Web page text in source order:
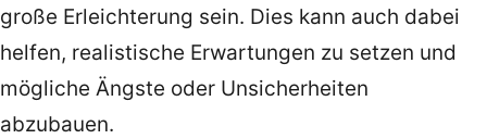
große Erleichterung sein. Dies kann auch dabei
helfen, realistische Erwartungen zu setzen und
mögliche Ängste oder Unsicherheiten
abzubauen.